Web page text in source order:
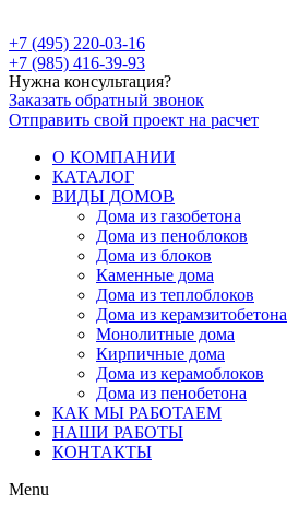
+7 (495) 220-03-16
+7 (985) 416-39-93
Нужна консультация?
Заказать обратный звонок
Отправить свой проект на расчет
О КОМПАНИИ
КАТАЛОГ
ВИДЫ ДОМОВ
Дома из газобетона
Дома из пеноблоков
Дома из блоков
Каменные дома
Дома из теплоблоков
Дома из керамзитобетона
Монолитные дома
Кирпичные дома
Дома из керамоблоков
Дома из пенобетона
КАК МЫ РАБОТАЕМ
НАШИ РАБОТЫ
КОНТАКТЫ
Menu